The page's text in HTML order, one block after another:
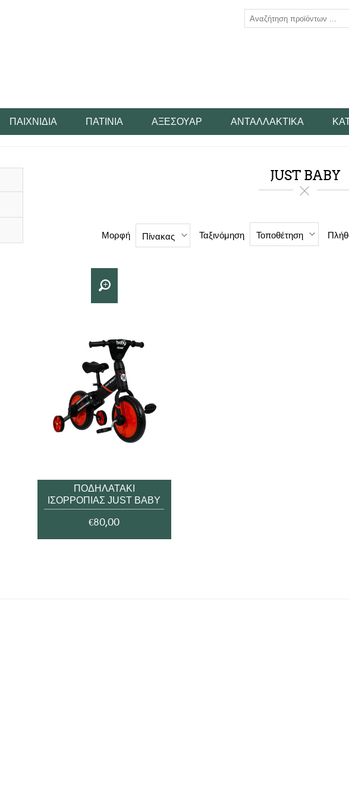
ΠΑΙΧΝΊΔΙΑ ΠΑΤΊΝΙΑ ΑΞΕΣΟΥΆΡ ΑΝΤΑΛΛΑΚΤΙΚΆ
JUST BABY
Μορφή Πίνακας Ταξινόμηση Τοποθέτηση
ΠΟΔΗΛΑΤΆΚΙ
ΙΣΟΡΡΟΠΊΑΣ JUST BABY
SCOUT JB.2900.AQUA
€80,00